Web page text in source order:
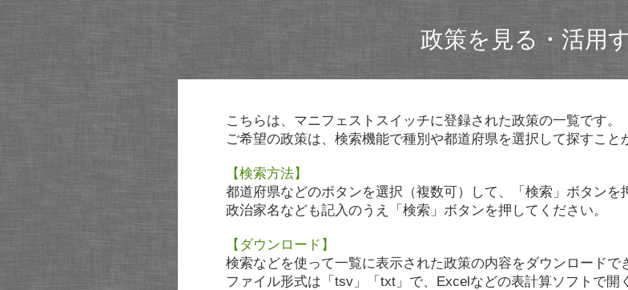
政策を見る・活用
こちらは、マニフェストスイッチに登録された政策の一覧です。
ご希望の政策は、検索機能で種別や都道府県を選択して探すこと
【検索方法】
都道府県などのボタンを選択（複数可）して、「検索」ボタンを
政治家名なども記入のうえ「検索」ボタンを押してください。
【ダウンロード】
検索などを使って一覧に表示された政策の内容をダウンロードで
ファイル形式は「tsv」「txt」で、Excelなどの表計算ソフトで開